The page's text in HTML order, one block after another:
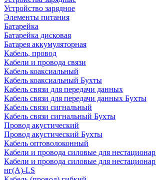
Устройство зарядное
Элементы питания
Батарейка
Батарейка дисковая
Батарея аккумуляторная
Кабель, провод
Кабели и провода связи
Кабель коаксиальный
Кабель коаксиальный Бухты
Кабель связи для передачи данных
Кабель связи для передачи данных Бухты
Кабель связи сигнальный
Кабель связи сигнальный Бухты
Провод акустический
Провод акустический Бухты
Кабель оптоволоконный
Кабели и провода силовые для
Кабели и провода силовые для
нг(А)-LS